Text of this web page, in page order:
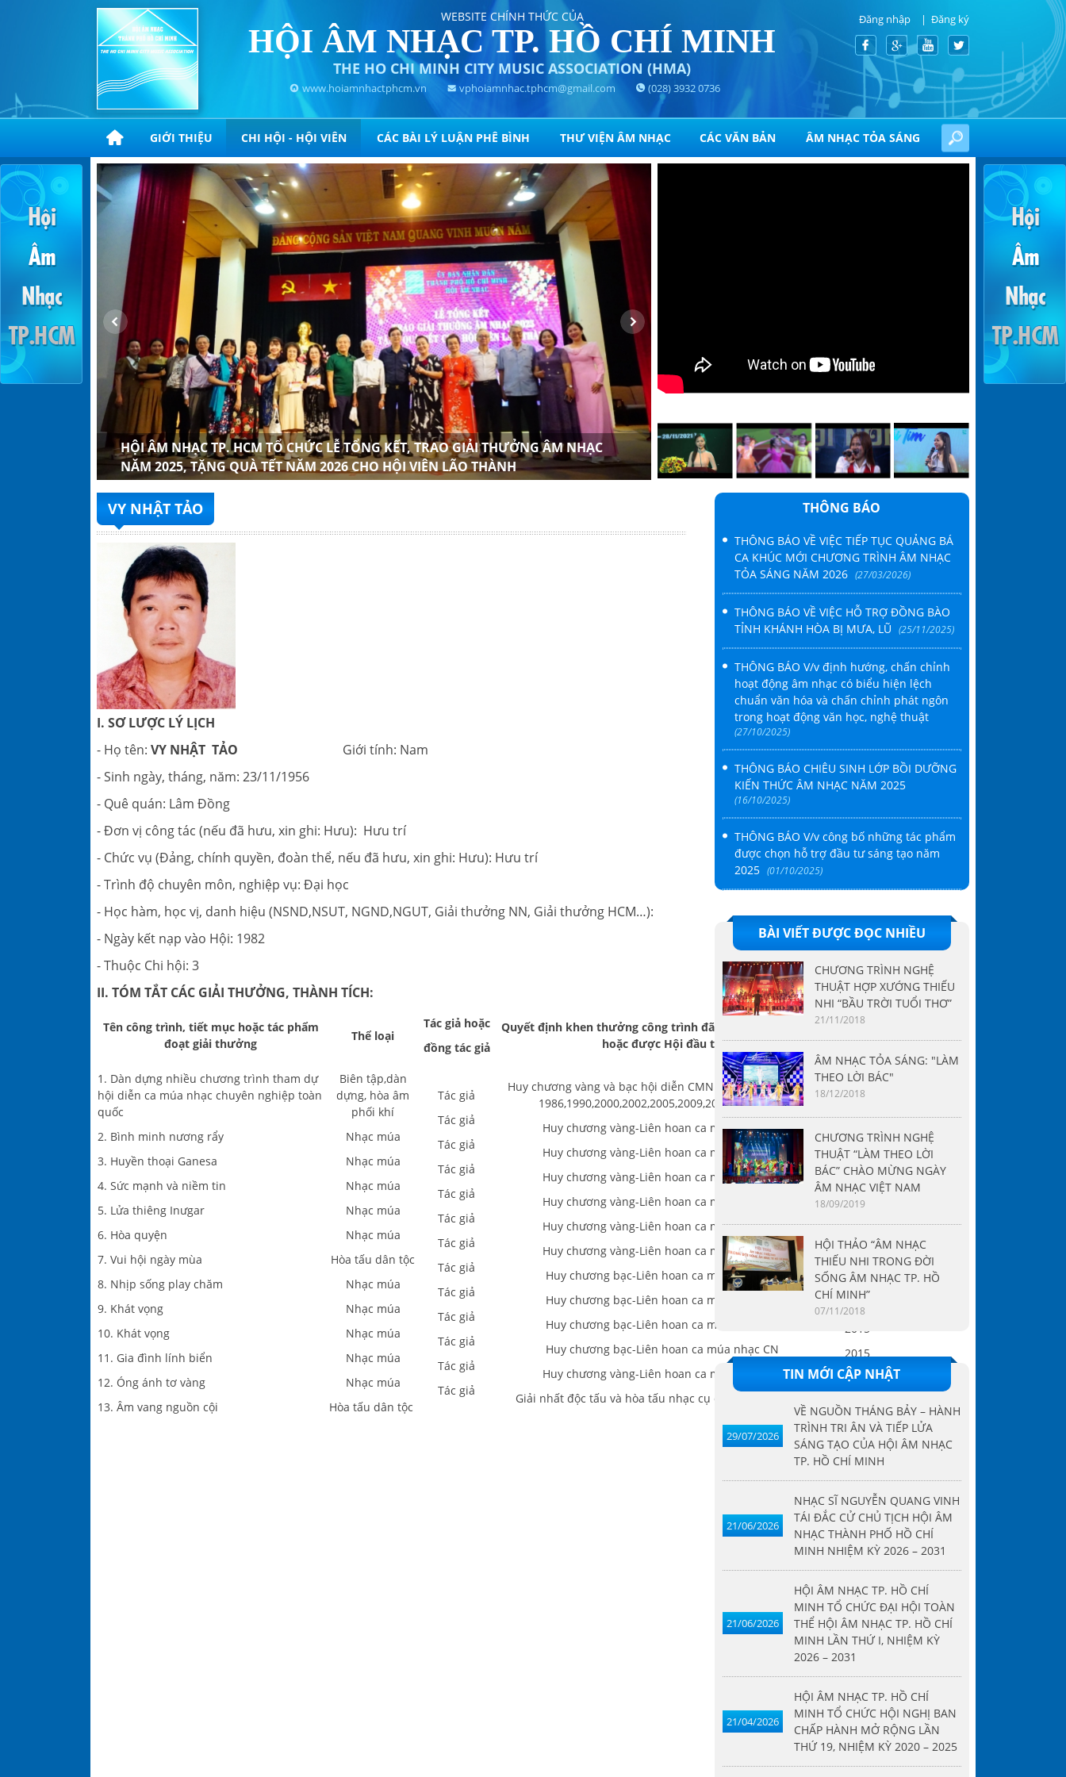
WEBSITE CHÍNH THỨC CỦA
HỘI ÂM NHẠC TP. HỒ CHÍ MINH
THE HO CHI MINH CITY MUSIC ASSOCIATION (HMA)
www.hoiamnhactphcm.vn vphoiamnhac.tphcm@gmail.com (028) 3932 0736
Đăng nhập Đăng ký
GIỚI THIỆU CHI HỘI - HỘI VIÊN CÁC BÀI LÝ LUẬN PHÊ BÌNH THƯ VIỆN ÂM NHẠC CÁC VĂN BẢN ÂM NHẠC TỎA SÁNG
HỘI ÂM NHẠC TP. HCM TỔ CHỨC LỄ TỔNG KẾT, TRAO GIẢI THƯỞNG ÂM NHẠC
NĂM 2025, TẶNG QUÀ TẾT NĂM 2026 CHO HỘI VIÊN LÃO THÀNH
HỘI ÂM NHẠC THÀNH PHỐ HỒ CHÍ MINH TỔ CHỨC TỌA ĐÀM
NHIỆM CỦA NGƯỜI HOẠT ĐỘNG ÂM NHẠC TẠI THÀNH PHỐ
VY NHẬT TẢO
I. SƠ LƯỢC LÝ LỊCH
- Họ tên: VY NHẬT TẢO Giới tính: Nam
- Sinh ngày, tháng, năm: 23/11/1956
- Quê quán: Lâm Đồng
- Đơn vị công tác (nếu đã hưu, xin ghi: Hưu): Hưu trí
- Chức vụ (Đảng, chính quyền, đoàn thể, nếu đã hưu, xin ghi: Hưu): Hưu trí
- Trình độ chuyên môn, nghiệp vụ: Đại học
- Học hàm, học vị, danh hiệu (NSND,NSUT, NGND,NGUT, Giải thưởng NN, Giải thưởng HCM…):
- Ngày kết nạp vào Hội: 1982
- Thuộc Chi hội: 3
II. TÓM TẮT CÁC GIẢI THƯỞNG, THÀNH TÍCH:
Tên công trình, tiết mục hoặc tác phẩm
đoạt giải thưởng
Thể loại
Tác giả hoặc
đồng tác giả
Quyết định khen thưởng công trình đã đạt các giải thưởng
hoặc được Hội đầu tư
Thời
công bố
1. Dàn dựng nhiều chương trình tham dự
hội diễn ca múa nhạc chuyên nghiệp toàn
quốc
2. Bình minh nương rẩy
3. Huyền thoại Ganesa
4. Sức mạnh và niềm tin
5. Lửa thiêng Inưgar
6. Hòa quyện
7. Vui hội ngày mùa
8. Nhịp sống play chăm
9. Khát vọng
10. Khát vọng
11. Gia đình lính biển
12. Óng ánh tơ vàng
13. Âm vang nguồn cội
Biên tập,dàn
dựng, hòa âm
phối khí
Nhạc múa
Nhạc múa
Nhạc múa
Nhạc múa
Nhạc múa
Hòa tấu dân tộc
Nhạc múa
Nhạc múa
Nhạc múa
Nhạc múa
Nhạc múa
Hòa tấu dân tộc
Tác giả
Tác giả
Tác giả
Tác giả
Tác giả
Tác giả
Tác giả
Tác giả
Tác giả
Tác giả
Tác giả
Tác giả
Tác giả
Huy chương vàng và bạc hội diễn CMN toàn quốc các năm
1986,1990,2000,2002,2005,2009,2012,2015,2020
Huy chương vàng-Liên hoan ca múa nhạc CN
Huy chương vàng-Liên hoan ca múa nhạc CN
Huy chương vàng-Liên hoan ca múa nhạc CN
Huy chương vàng-Liên hoan ca múa nhạc CN
Huy chương vàng-Liên hoan ca múa nhạc CN
Huy chương vàng-Liên hoan ca múa nhạc CN
Huy chương bạc-Liên hoan ca múa nhạc CN
Huy chương bạc-Liên hoan ca múa nhạc CN
Huy chương bạc-Liên hoan ca múa nhạc CN
Huy chương bạc-Liên hoan ca múa nhạc CN
Huy chương vàng-Liên hoan ca múa nhạc CN
Giải nhất độc tấu và hòa tấu nhạc cụ dân tộc toàn quốc
2000
2002
2009
2009
2009
2012
2002
2012
2015
2015
2020
THÔNG BÁO
THÔNG BÁO VỀ VIỆC TIẾP TỤC QUẢNG BÁ
CA KHÚC MỚI CHƯƠNG TRÌNH ÂM NHẠC
TỎA SÁNG NĂM 2026 (27/03/2026)
THÔNG BÁO VỀ VIỆC HỖ TRỢ ĐỒNG BÀO
TỈNH KHÁNH HÒA BỊ MƯA, LŨ (25/11/2025)
THÔNG BÁO V/v định hướng, chấn chỉnh
hoạt động âm nhạc có biểu hiện lệch
chuẩn văn hóa và chấn chỉnh phát ngôn
trong hoạt động văn học, nghệ thuật
(27/10/2025)
THÔNG BÁO CHIÊU SINH LỚP BỒI DƯỠNG
KIẾN THỨC ÂM NHẠC NĂM 2025
(16/10/2025)
THÔNG BÁO V/v công bố những tác phẩm
được chọn hỗ trợ đầu tư sáng tạo năm
2025 (01/10/2025)
BÀI VIẾT ĐƯỢC ĐỌC NHIỀU
CHƯƠNG TRÌNH NGHỆ
THUẬT HỢP XƯỚNG THIẾU
NHI “BẦU TRỜI TUỔI THƠ”
21/11/2018
ÂM NHẠC TỎA SÁNG: "LÀM
THEO LỜI BÁC"
18/12/2018
CHƯƠNG TRÌNH NGHỆ
THUẬT “LÀM THEO LỜI
BÁC” CHÀO MỪNG NGÀY
ÂM NHẠC VIỆT NAM
18/09/2019
HỘI THẢO “ÂM NHẠC
THIẾU NHI TRONG ĐỜI
SỐNG ÂM NHẠC TP. HỒ
CHÍ MINH”
07/11/2018
TIN MỚI CẬP NHẬT
29/07/2026
VỀ NGUỒN THÁNG BẢY – HÀNH
TRÌNH TRI ÂN VÀ TIẾP LỬA
SÁNG TẠO CỦA HỘI ÂM NHẠC
TP. HỒ CHÍ MINH
21/06/2026
NHẠC SĨ NGUYỄN QUANG VINH
TÁI ĐẮC CỬ CHỦ TỊCH HỘI ÂM
NHẠC THÀNH PHỐ HỒ CHÍ
MINH NHIỆM KỲ 2026 – 2031
21/06/2026
HỘI ÂM NHẠC TP. HỒ CHÍ
MINH TỔ CHỨC ĐẠI HỘI TOÀN
THỂ HỘI ÂM NHẠC TP. HỒ CHÍ
MINH LẦN THỨ I, NHIỆM KỲ
2026 – 2031
21/04/2026
HỘI ÂM NHẠC TP. HỒ CHÍ
MINH TỔ CHỨC HỘI NGHỊ BAN
CHẤP HÀNH MỞ RỘNG LẦN
THỨ 19, NHIỆM KỲ 2020 – 2025